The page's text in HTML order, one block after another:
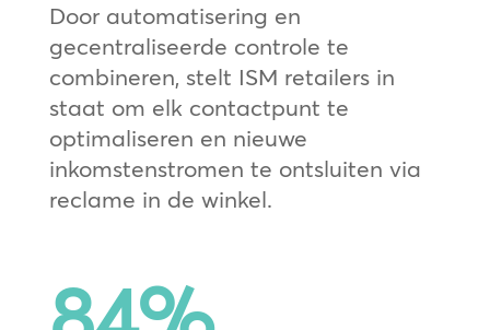
Door automatisering en
gecentraliseerde controle te
combineren, stelt ISM retailers in
staat om elk contactpunt te
optimaliseren en nieuwe
inkomstenstromen te ontsluiten via
reclame in de winkel.